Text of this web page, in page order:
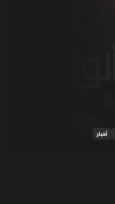
أخبار